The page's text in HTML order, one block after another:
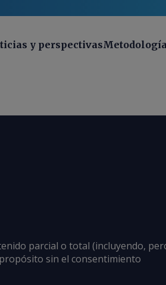
y perspectivas
parcial o total (incluyendo,
sin el consentimiento